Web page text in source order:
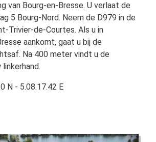
van Bourg-en-Bresse. U verlaat de
5 Bourg-Nord. Neem de D979 in de
Trivier-de-Courtes. Als u in
aankomt, gaat u bij de
Na 400 meter vindt u de
N - 5.08.17.42 E